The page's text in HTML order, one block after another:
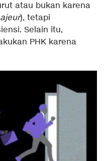
atau bukan karena
), tetapi
Selain itu,
PHK karena